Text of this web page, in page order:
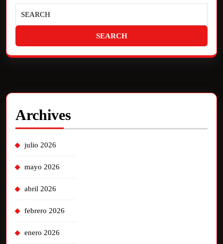
Archives
julio 2026
mayo 2026
abril 2026
febrero 2026
enero 2026